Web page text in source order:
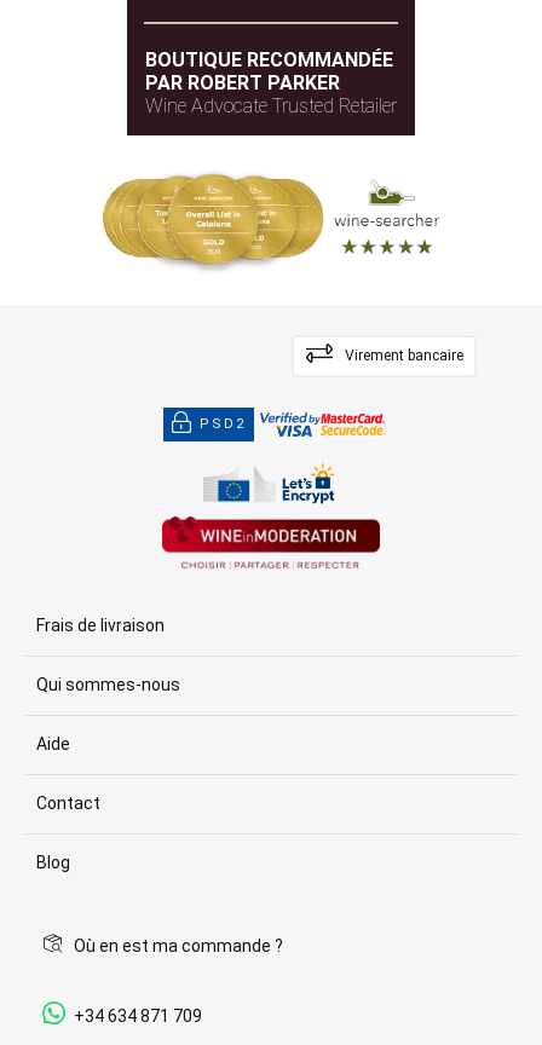
BOUTIQUE RECOMMANDÉE
PAR ROBERT PARKER
Wine Advocate Trusted Retailer
Virement bancaire
PSD2
Frais de livraison
Qui sommes-nous
Aide
Contact
Blog
Où en est ma commande ?
+34 634 871 709